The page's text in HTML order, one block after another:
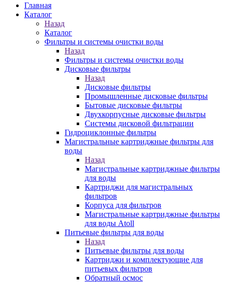
Главная
Каталог
Назад
Каталог
Фильтры и системы очистки воды
Назад
Фильтры и системы очистки воды
Дисковые фильтры
Назад
Дисковые фильтры
Промышленные дисковые фильтры
Бытовые дисковые фильтры
Двухкорпусные дисковые фильтры
Системы дисковой фильтрации
Гидроциклонные фильтры
Магистральные картриджные фильтры для
воды
Назад
Магистральные картриджные фильтры
для воды
Картриджи для магистральных
фильтров
Корпуса для фильтров
Магистральные картриджные фильтры
для воды Atoll
Питьевые фильтры для воды
Назад
Питьевые фильтры для воды
Картриджи и комплектующие для
питьевых фильтров
Обратный осмос